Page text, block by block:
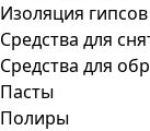
Изоляция
Средства для
Средства для
Пасты
Полиры